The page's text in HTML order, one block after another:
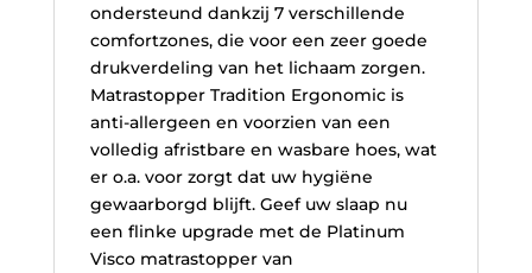
ondersteund dankzij 7 verschillende
comfortzones, die voor een zeer goede
drukverdeling van het lichaam zorgen.
Matrastopper Tradition Ergonomic is
anti-allergeen en voorzien van een
volledig afristbare en wasbare hoes, wat
er o.a. voor zorgt dat uw hygiëne
gewaarborgd blijft. Geef uw slaap nu
een flinke upgrade met de Platinum
Visco matrastopper van